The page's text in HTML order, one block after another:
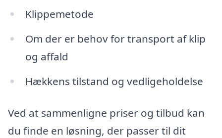
Klippemetode
Om der er behov for transport af klip
og affald
Hækkens tilstand og vedligeholdelse
Ved at sammenligne priser og tilbud kan
du finde en løsning, der passer til dit